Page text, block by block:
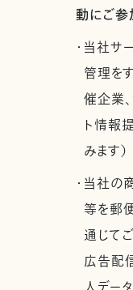
動にご
・当社サ
管理を
催企業
ト情報
みます）
・当社の
等を郵
通じて
広告配